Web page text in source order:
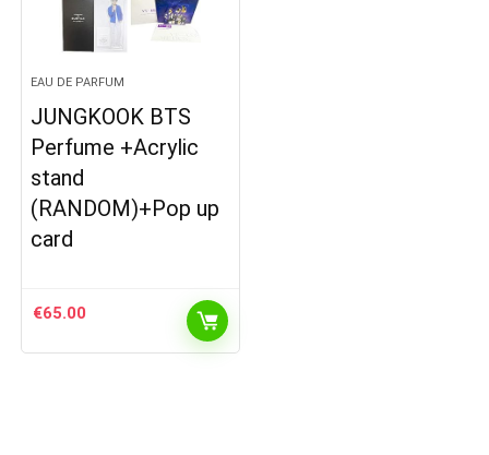
EAU DE PARFUM
JUNGKOOK BTS
Perfume +Acrylic
stand
(RANDOM)+Pop up
card
€65.00